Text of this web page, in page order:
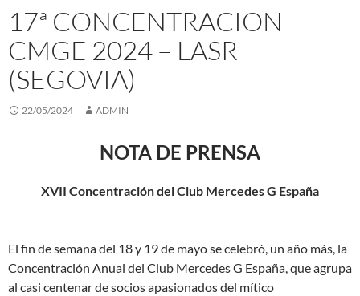
17ª CONCENTRACION
CMGE 2024 – LASR
(SEGOVIA)
22/05/2024 ADMIN
NOTA DE PRENSA
XVII Concentración del Club Mercedes G España
El fin de semana del 18 y 19 de mayo se celebró, un año más, la
Concentración Anual del Club Mercedes G España, que agrupa
al casi centenar de socios apasionados del mítico